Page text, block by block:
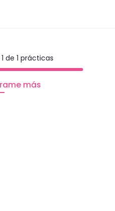
de 1 prácticas
más